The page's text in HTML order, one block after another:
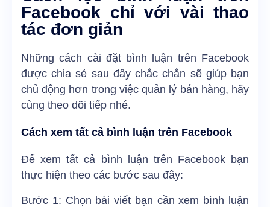
Facebook chỉ với vài thao
tác đơn giản
Những cách cài đặt bình luận trên Facebook
được chia sẻ sau đây chắc chắn sẽ giúp bạn
chủ động hơn trong việc quản lý bán hàng, hãy
cùng theo dõi tiếp nhé.
Cách xem tất cả bình luận trên Facebook
Để xem tất cả bình luận trên Facebook bạn
thực hiện theo các bước sau đây:
Bước 1: Chọn bài viết bạn cần xem bình luận